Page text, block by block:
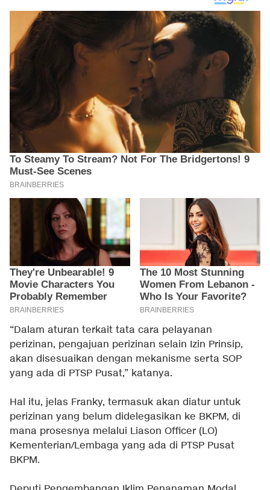
“Dalam aturan terkait tata cara pelayanan
perizinan, pengajuan perizinan selain Izin Prinsip,
akan disesuaikan dengan mekanisme serta SOP
yang ada di PTSP Pusat,” katanya.
Hal itu, jelas Franky, termasuk akan diatur untuk
perizinan yang belum didelegasikan ke BKPM, di
mana prosesnya melalui Liason Officer (LO)
Kementerian/Lembaga yang ada di PTSP Pusat
BKPM.